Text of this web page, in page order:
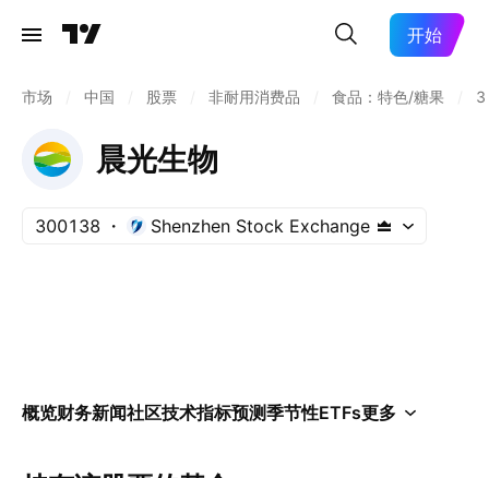
开始
市场 中国 股票 非耐用消费品 食品：特色/糖果
晨光生物
300138 Shenzhen Stock Exchange
概览财务新闻社区技术指标预测季节性ETFs更多